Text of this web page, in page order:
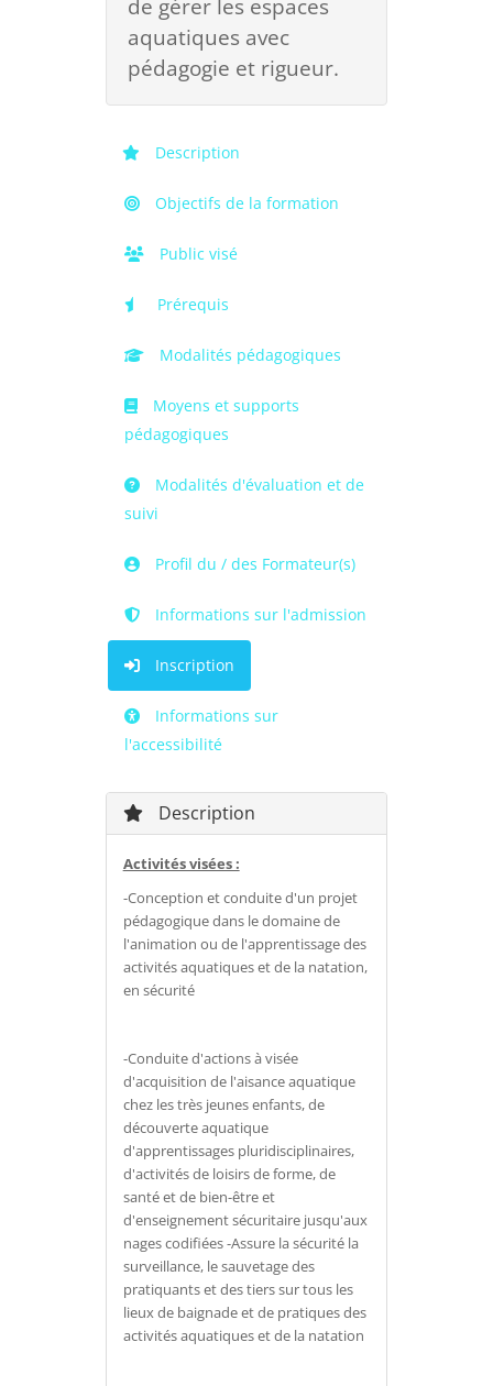
aquatiques avec
pédagogie et rigueur.
Description
Objectifs de la formation
Public visé
Prérequis
Modalités pédagogiques
Moyens et supports
pédagogiques
Modalités d'évaluation et de
suivi
Profil du / des Formateur(s)
Informations sur l'admission
Inscription
Informations sur
l'accessibilité
Description
Activités visées :
-Conception et conduite d'un projet
pédagogique dans le domaine de
l'animation ou de l'apprentissage des
activités aquatiques et de la natation,
en sécurité
-Conduite d'actions à visée
d'acquisition de l'aisance aquatique
chez les très jeunes enfants, de
découverte aquatique
d'apprentissages pluridisciplinaires,
d'activités de loisirs de forme, de
santé et de bien-être et
d'enseignement sécuritaire jusqu'aux
nages codifiées -Assure la sécurité la
surveillance, le sauvetage des
pratiquants et des tiers sur tous les
lieux de baignade et de pratiques des
activités aquatiques et de la natation